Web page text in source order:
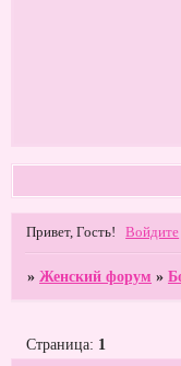
Привет, Гость! Войдите
»Женский форум »
Страница: 1